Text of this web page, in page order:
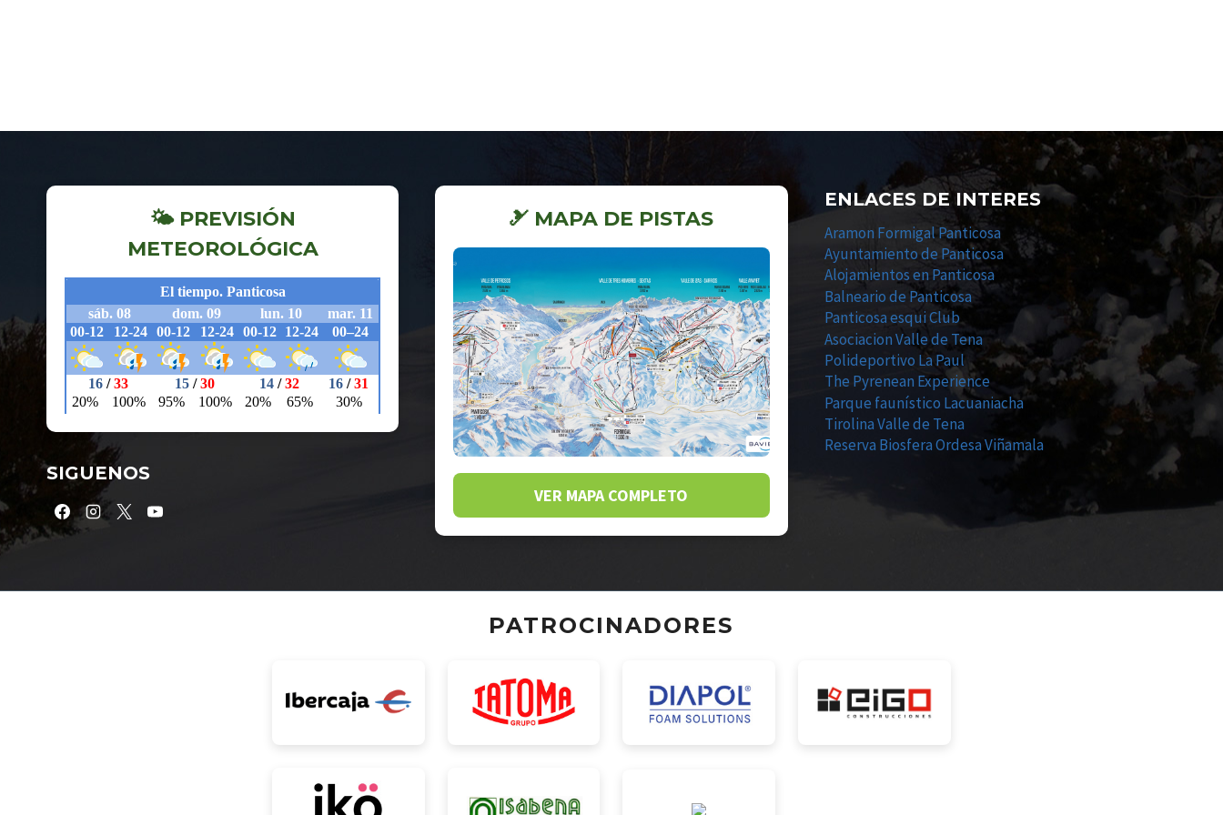
🌤 PREVISIÓN
METEOROLÓGICA
SIGUENOS
🎿 MAPA DE PISTAS
VER MAPA COMPLETO
ENLACES DE INTERES
Aramon Formigal Panticosa
Ayuntamiento de Panticosa
Alojamientos en Panticosa
Balneario de Panticosa
Panticosa esqui Club
Asociacion Valle de Tena
Polideportivo La Paul
The Pyrenean Experience
Parque faunístico Lacuaniacha
Tirolina Valle de Tena
Reserva Biosfera Ordesa Viñamala
PATROCINADORES